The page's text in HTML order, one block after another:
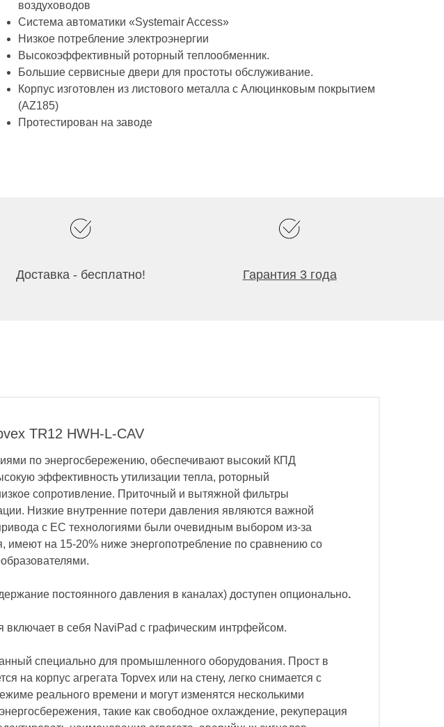
воздуховодов
Система автоматики «Systemair Access»
Низкое потребление электроэнергии
Высокоэффективный роторный теплообменник.
Большие сервисные двери для простоты обслуживание.
Корпус изготовлен из листового металла с Алюцинковым покрытием
(AZ185)
Протестирован на заводе
Доставка - бесплатно! Гарантия 3 года
TR12 HWH-L-CAV
по энергосбережению, обеспечивают высокий КПД
эффективность утилизации тепла, роторный
сопротивление. Приточный и вытяжной фильтры
Низкие внутренние потери давления являются важной
с EC технологиями были очевидным выбором из-за
имеют на 15-20% ниже энергопотребление по сравнению со
постоянного давления в каналах) доступен опционально.
включает в себя NaviPad с графическим интрфейсом.
специально для промышленного оборудования. Прост в
на корпус агрегата Topvex или на стену, легко снимается с
реального времени и могут изменятся несколькими
такие как свободное охлаждение, рекуперация